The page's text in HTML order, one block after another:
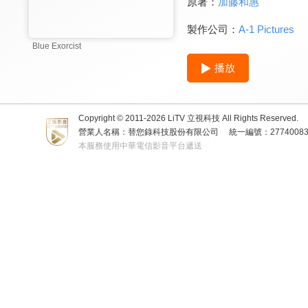
Blue Exorcist
製作公司： A-1 Pictures
播放
Copyright © 2011-2026 LiTV 立視科技 All Rights Reserved.
營業人名稱：替您錄科技股份有限公司
統一編號：
本服務使用中華電信影音平台遞送